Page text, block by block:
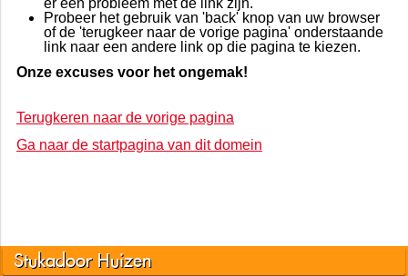
er een probleem met de link zijn.
Probeer het gebruik van 'back' knop van uw browser
of de 'terugkeer naar de vorige pagina' onderstaande
link naar een andere link op die pagina te kiezen.
Onze excuses voor het ongemak!
Terugkeren naar de vorige pagina
Ga naar de startpagina van dit domein
Stukadoor Huizen